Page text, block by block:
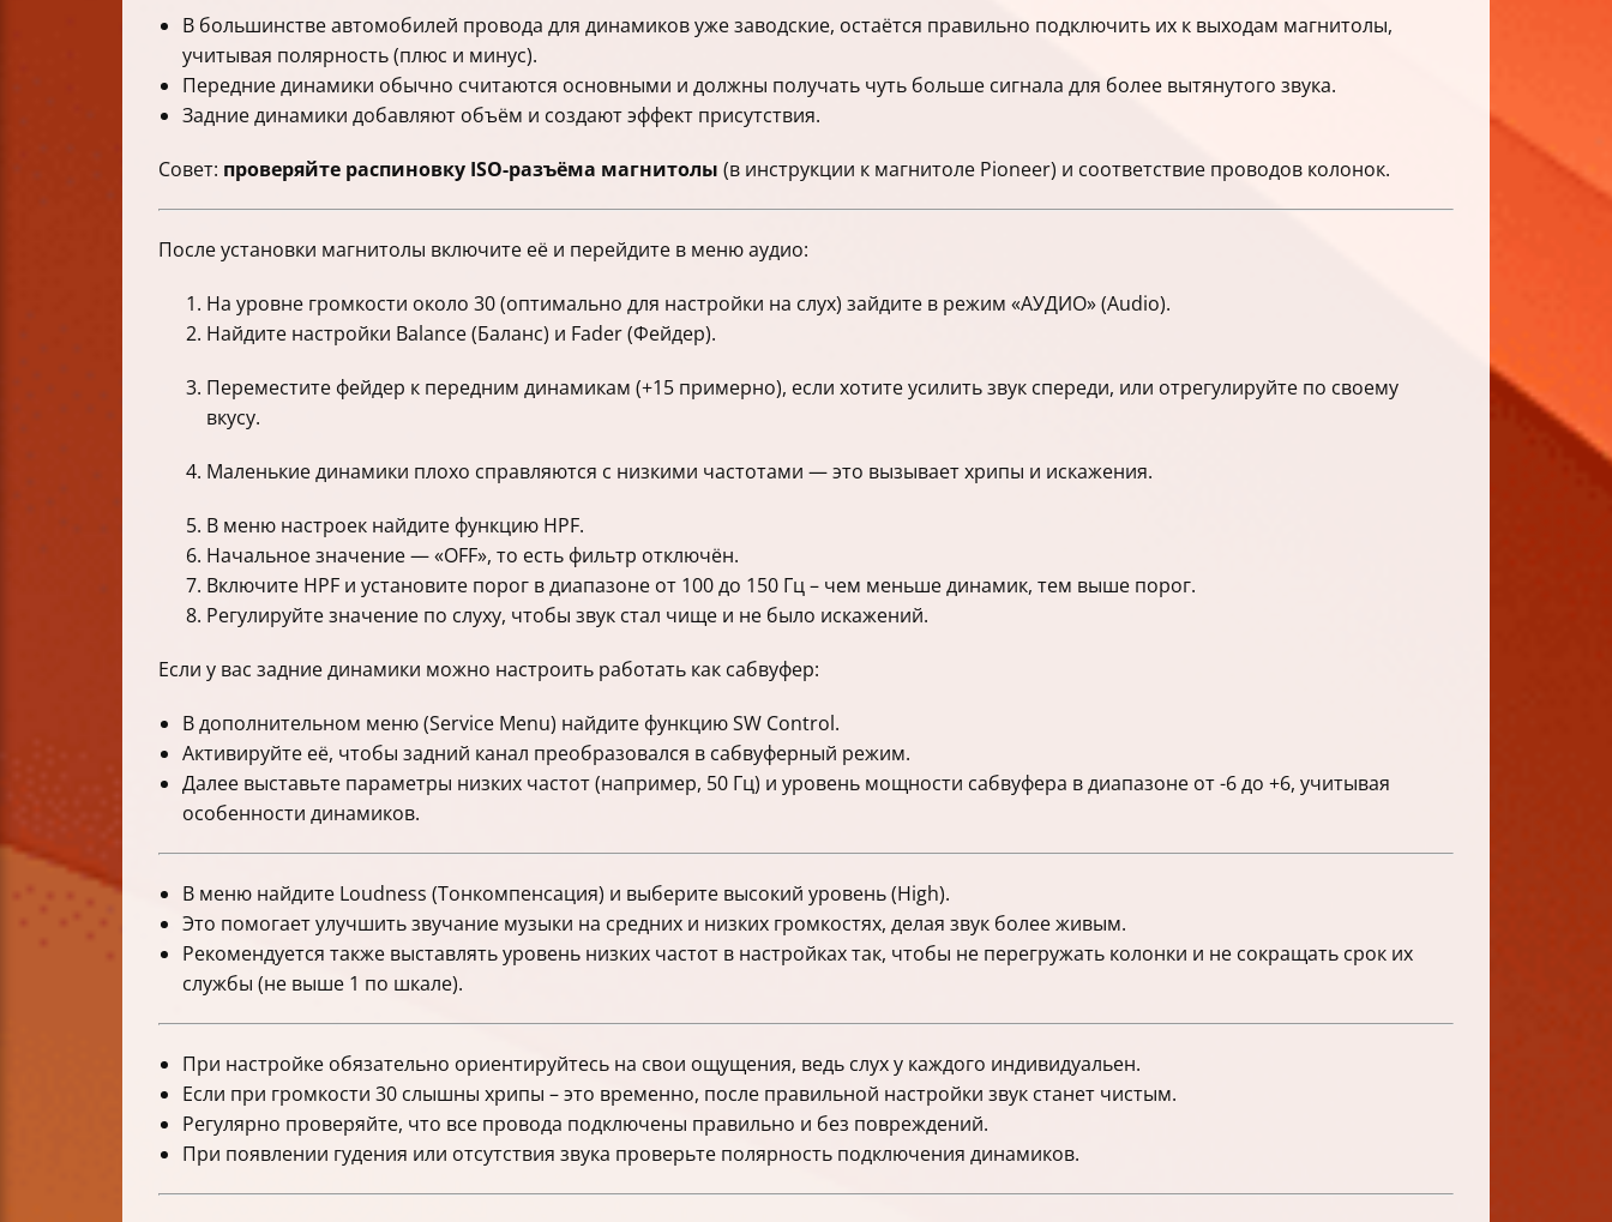
В большинстве автомобилей провода для динамиков уже заводские, остаётся правильно подключить их к выходам магнитолы,
учитывая полярность (плюс и минус).
Передние динамики обычно считаются основными и должны получать чуть больше сигнала для более вытянутого звука.
Задние динамики добавляют объём и создают эффект присутствия.
Совет: проверяйте распиновку ISO-разъёма магнитолы (в инструкции к магнитоле Pioneer) и соответствие проводов колонок.
После установки магнитолы включите её и перейдите в меню аудио:
На уровне громкости около 30 (оптимально для настройки на слух) зайдите в режим «АУДИО» (Audio).
Найдите настройки Balance (Баланс) и Fader (Фейдер).
Переместите фейдер к передним динамикам (+15 примерно), если хотите усилить звук спереди, или отрегулируйте по своему
вкусу.
Маленькие динамики плохо справляются с низкими частотами — это вызывает хрипы и искажения.
В меню настроек найдите функцию HPF.
Начальное значение — «OFF», то есть фильтр отключён.
Включите HPF и установите порог в диапазоне от 100 до 150 Гц – чем меньше динамик, тем выше порог.
Регулируйте значение по слуху, чтобы звук стал чище и не было искажений.
Если у вас задние динамики можно настроить работать как сабвуфер:
В дополнительном меню (Service Menu) найдите функцию SW Control.
Активируйте её, чтобы задний канал преобразовался в сабвуферный режим.
Далее выставьте параметры низких частот (например, 50 Гц) и уровень мощности сабвуфера в диапазоне от -6 до +6, учитывая
особенности динамиков.
В меню найдите Loudness (Тонкомпенсация) и выберите высокий уровень (High).
Это помогает улучшить звучание музыки на средних и низких громкостях, делая звук более живым.
Рекомендуется также выставлять уровень низких частот в настройках так, чтобы не перегружать колонки и не сокращать срок их
службы (не выше 1 по шкале).
При настройке обязательно ориентируйтесь на свои ощущения, ведь слух у каждого индивидуальен.
Если при громкости 30 слышны хрипы – это временно, после правильной настройки звук станет чистым.
Регулярно проверяйте, что все провода подключены правильно и без повреждений.
При появлении гудения или отсутствия звука проверьте полярность подключения динамиков.